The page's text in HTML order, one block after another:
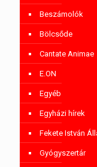
Beszámolók
Bölcsőde
Cantate Animae
E.ON
Egyéb
Egyházi hírek
Fekete István
Gyógyszertár